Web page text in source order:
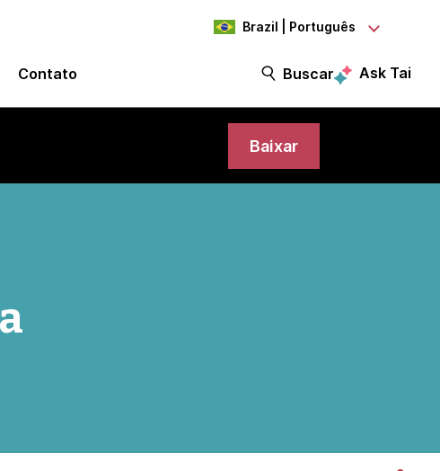
Brazil | Português
Contato Buscar Ask Tai
Baixar